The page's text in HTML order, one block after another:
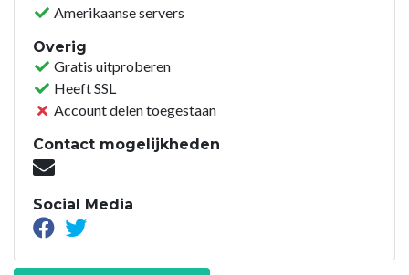
Amerikaanse servers
Overig
Gratis uitproberen
Heeft SSL
Account delen toegestaan
Contact mogelijkheden
Social Media